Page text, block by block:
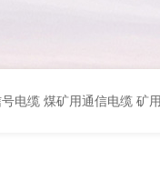
YCW橡胶电缆3*10+1*6 船用橡套软电缆CEFR-3*2.5 煤矿用移动橡套软电缆MY3*4+1*4